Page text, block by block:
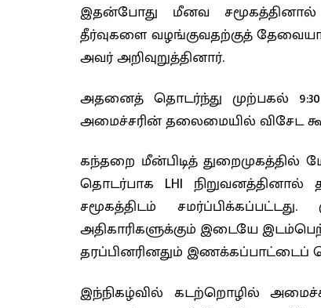
இதன்போது மீனவ சமூகத்தினால்
தீர்வுகளை வழங்குவதற்குத்
அவர் அறிவுறுத்தினார்.
அதனைத் தொடர்ந்து முற்பகல் 9:30
அமைச்சரின் தலைமையில் விசேட
கந்தறை மீன்பிடித் துறைமுகத்தில்
தொடர்பாக LHI
சமூகத்திடம்
அதிகாரிகளுக்கும் இடையே
தரப்பினரினதும் இணக்கப்பாட்டைப்
இந்நிகழ்வில் கடற்றொழில்